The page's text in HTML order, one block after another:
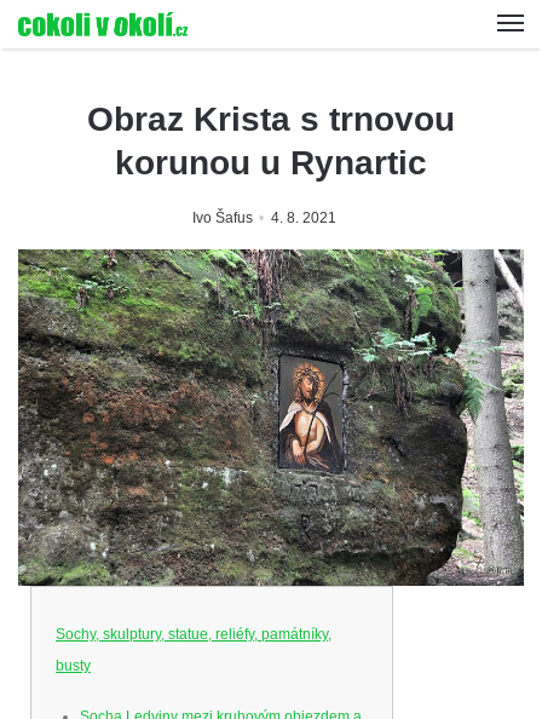
Obraz Krista s trnovou
korunou u Rynartic
Ivo Šafus 4. 8. 2021
Sochy, skulptury, statue, reliéfy, památníky,
busty